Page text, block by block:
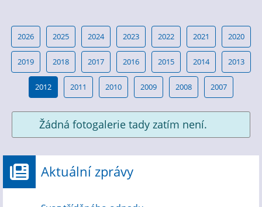
2026 2025 2024 2023 2022 2021 2020
2019 2018 2017 2016 2015 2014 2013
2012 2011 2010 2009 2008 2007
Žádná fotogalerie tady zatím není.
Aktuální zprávy